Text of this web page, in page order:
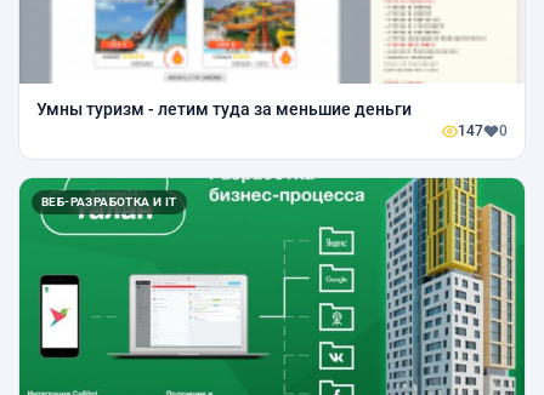
Умны туризм - летим туда за меньшие деньги
147 0
ВЕБ-РАЗРАБОТКА И IT